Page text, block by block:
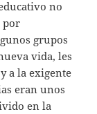
no
por
grupos
vida, les
a la exigente
eran unos
en la